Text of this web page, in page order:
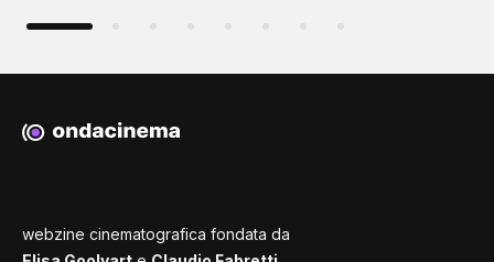
webzine cinematografica fondata da